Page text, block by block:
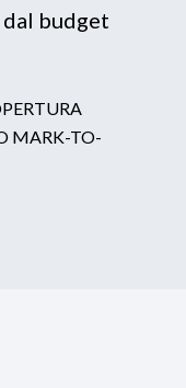
budget
MARK-TO-